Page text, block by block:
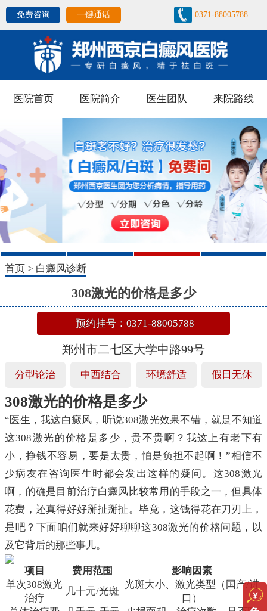
免费咨询 一键通话 0371-88005788
医院首页 医院简介 医生团队 来院路线
1 2 3 4
首页 > 白癜风诊断
308激光的价格是多少
预约挂号：0371-88005788
郑州市二七区大学中路99号
分型论治 中西结合 环境舒适 假日无休
308激光的价格是多少
“医生，我这白癜风，听说308激光效果不错，就是不知道
这308激光的价格是多少，贵不贵啊？我这上有老下有
小，挣钱不容易，要是太贵，怕是负担不起啊！”相信不
少病友在咨询医生时都会发出这样的疑问。这308激光
啊，的确是目前治疗白癜风比较常用的手段之一，但具体
花费，还真得好好掰扯掰扯。毕竟，这钱得花在刀刃上，
是吧？下面咱们就来好好聊聊这308激光的价格问题，以
及它背后的那些事儿。
项目 费用范围
影响因素
单次308激光
治疗
几十元/光斑
光斑大小、激光类型（国产/进
口）